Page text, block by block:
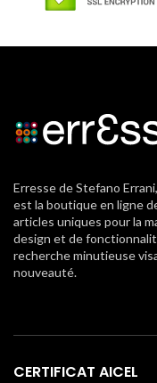
Erresse de Stefano Errani,
est la boutique en ligne
articles uniques pour la
design et de
recherche minutieuse
nouveauté.
CERTIFICAT AICEL